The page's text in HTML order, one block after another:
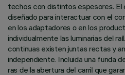
techos con distintos espesores. El
diseñado para interactuar con el
en los adaptadores o en los
individualmente las luminarias del
continuas existen juntas rectas y
independiente. Incluida una funda
ras de la abertura del carril que